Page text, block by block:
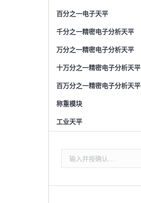
百分之一电子天平
千分之一精密电子分析天平
万分之一精密电子分析天平
十万分之一精密电子分析天平
百万分之一精密电子分析天平
称重模块
工业天平
索：